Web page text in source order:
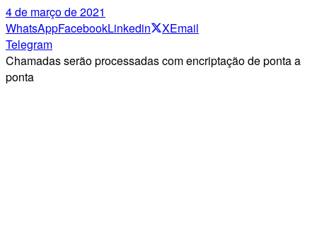
4 de março de 2021
WhatsAppFacebookLinkedin XEmail
Telegram
Chamadas serão processadas com encriptação de ponta a
ponta